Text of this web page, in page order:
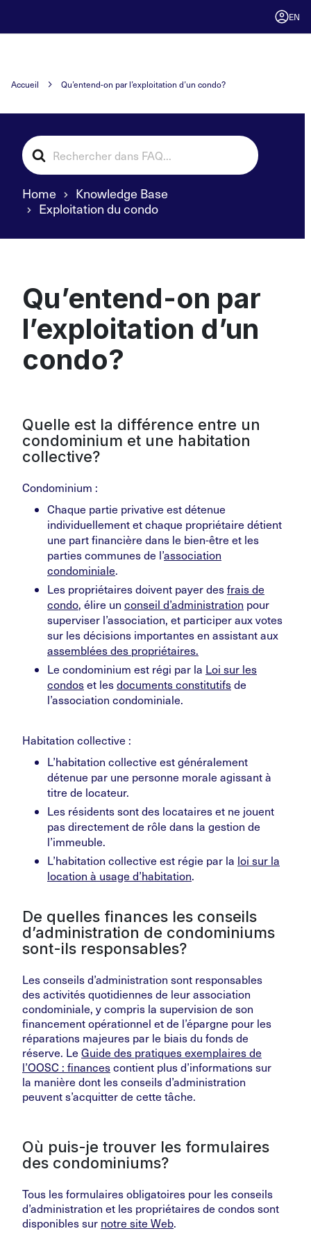
EN
Accueil Qu’entend-on par l’exploitation d’un condo?
Search
For
Home
Knowledge Base
Exploitation du condo
Qu’entend-on par
l’exploitation d’un
condo?
Quelle est la différence entre un
condominium et une habitation
collective?
Condominium :
Chaque partie privative est détenue
individuellement et chaque propriétaire détient
une part financière dans le bien-être et les
parties communes de l’association
condominiale.
Les propriétaires doivent payer desfrais de
condo, élire un conseil d’administration pour
superviser l’association, et participer aux votes
sur les décisions importantes en assistant aux
assemblées des propriétaires.
Le condominium est régi par la Loi sur les
condoset lesdocuments constitutifsde
l’association condominiale.
Habitation collective :
L’habitation collective est généralement
détenue par une personne morale agissant à
titre de locateur.
Les résidents sont des locataires et ne jouent
pas directement de rôle dans la gestion de
l’immeuble.
L’habitation collective est régie par la loi sur la
location à usage d’habitation.
De quelles finances les conseils
d’administration de condominiums
sont-ils responsables?
Les conseils d’administration sont responsables
des activités quotidiennes de leur association
condominiale, y compris la supervision de son
financement opérationnel et de l’épargne pour les
réparations majeures par le biais du fonds de
réserve. Le Guide des pratiques exemplaires de
l’OOSC : financescontient plus d’informations sur
la manière dont les conseils d’administration
peuvent s’acquitter de cette tâche.
Où puis-je trouver les formulaires
des condominiums?
Tous les formulaires obligatoires pour les conseils
d’administration et les propriétaires de condos sont
disponibles sur notre site Web.